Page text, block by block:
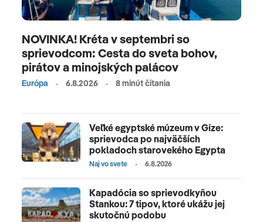
NOVINKA! Kréta v septembri so
sprievodcom: Cesta do sveta bohov,
pirátov a minojských palácov
Európa 6.8.2026 8 minút čítania
Veľké egyptské múzeum v Gíze:
sprievodca po najväčších
pokladoch starovekého Egypta
Naj vo svete 6.8.2026
Kapadócia so sprievodkyňou
Stankou: 7 tipov, ktoré ukážu jej
skutočnú podobu